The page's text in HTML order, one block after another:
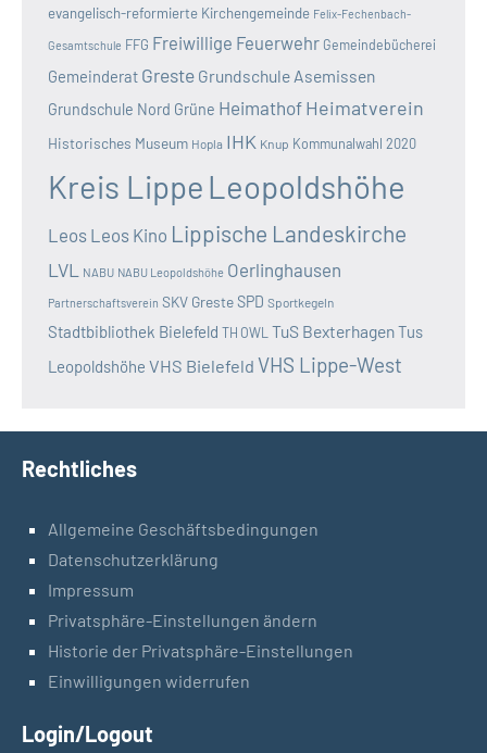
evangelisch-reformierte Kirchengemeinde Felix-Fechenbach-
Gesamtschule FFG Freiwillige Feuerwehr Gemeindebücherei
Gemeinderat Greste Grundschule Asemissen
Grundschule Nord Grüne Heimathof Heimatverein
Historisches Museum Hopla IHK Knup Kommunalwahl 2020
Kreis Lippe Leopoldshöhe
Leos Leos Kino Lippische Landeskirche
LVL NABU NABU Leopoldshöhe Oerlinghausen
Partnerschaftsverein SKV GresteSPD Sportkegeln
Stadtbibliothek Bielefeld TH OWL TuS BexterhagenTus
Leopoldshöhe VHS Bielefeld VHS Lippe-West
Rechtliches
Allgemeine Geschäftsbedingungen
Datenschutzerklärung
Impressum
Privatsphäre-Einstellungen ändern
Historie der Privatsphäre-Einstellungen
Einwilligungen widerrufen
Login/Logout